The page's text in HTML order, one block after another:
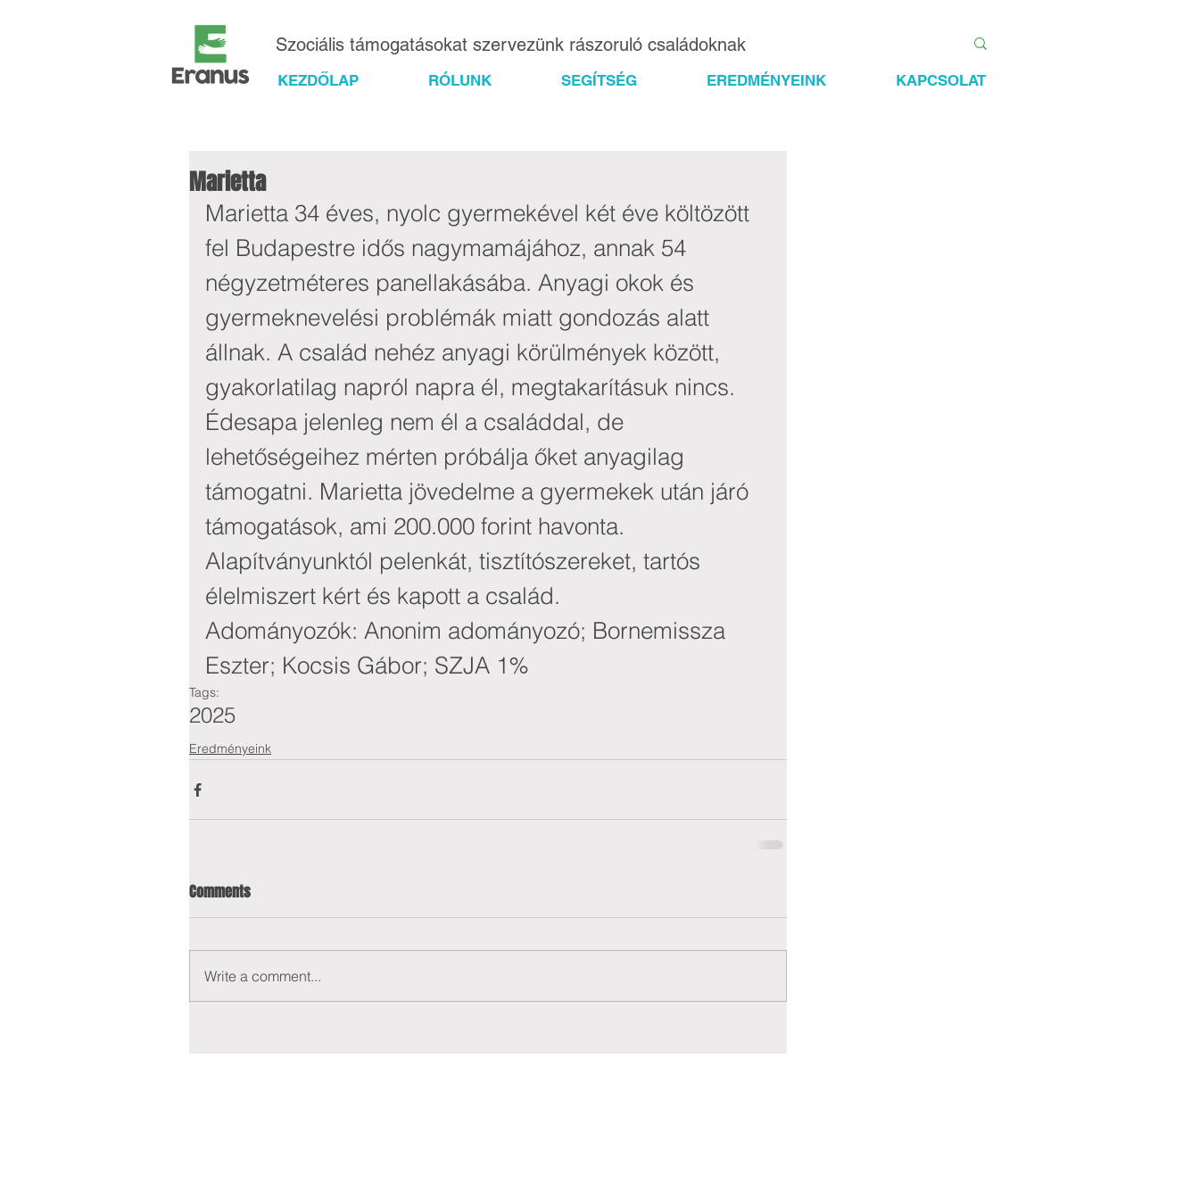
Szociális támogatásokat szervezünk rászoruló családoknak
KEZDŐLAP RÓLUNK SEGÍTSÉG EREDMÉNYEINK KAPCSOLAT
Marietta
Marietta 34 éves, nyolc gyermekével két éve költözött
fel Budapestre idős nagymamájához, annak 54
négyzetméteres panellakásába. Anyagi okok és
gyermeknevelési problémák miatt gondozás alatt
állnak. A család nehéz anyagi körülmények között,
gyakorlatilag napról napra él, megtakarításuk nincs.
Édesapa jelenleg nem él a családdal, de
lehetőségeihez mérten próbálja őket anyagilag
támogatni. Marietta jövedelme a gyermekek után járó
támogatások, ami 200.000 forint havonta.
Alapítványunktól pelenkát, tisztítószereket, tartós
élelmiszert kért és kapott a család.
Adományozók: Anonim adományozó; Bornemissza
Eszter; Kocsis Gábor; SZJA 1%
Tags:
2025
Eredményeink
Comments
Write a comment...